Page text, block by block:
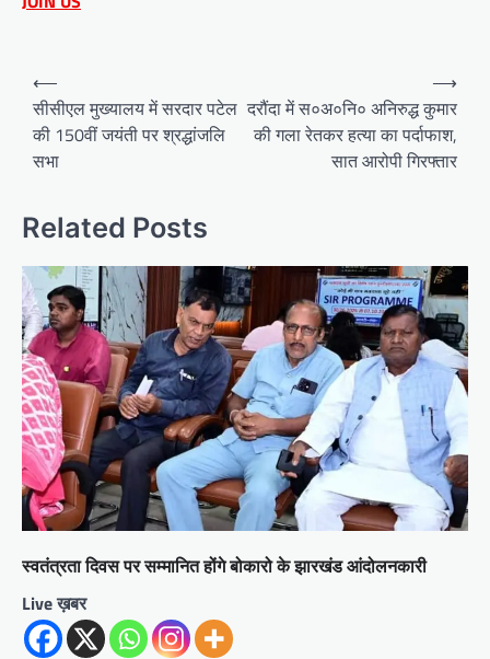
Post
navigation
⟵
सीसीएल मुख्यालय में सरदार पटेल
की 150वीं जयंती पर श्रद्धांजलि
सभा
दरौंदा में स०अ०नि० अनिरुद्ध कुमार
की गला रेतकर हत्या का पर्दाफाश,
सात आरोपी गिरफ्तार
⟶
Related Posts
स्वतंत्रता दिवस पर सम्मानित होंगे बोकारो के झारखंड आंदोलनकारी
Live ख़बर